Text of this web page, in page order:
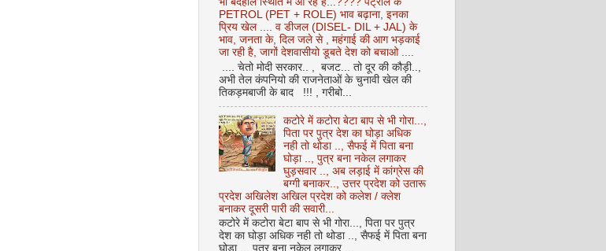
PETROL (PET + ROLE) भाव बढ़ाना, इनका
प्रिय खेल .... व डीजल (DISEL- DIL + JAL) के
भाव, जनता के, दिल जले से , महंगाई की आग भड़काई
जा रही है, जागों देशवासीयो डूबते देश को बचाओ ....
.... चेतो मोदी सरकार.. , बजट... तो दूर की कौड़ी..,
अभी तेल कंपनियो की राजनेताओं के चुनावी खेल की
तिकड़मबाजी के बाद !!! , गरीबो...
कटोरे में कटोरा बेटा बाप से भी गोरा...,
पिता पर पुत्र देश का घोड़ा अधिक
नही तो थोडा .., सैफई में पिता बना
घोड़ा .., पुत्र बना नकेल लगाकर
घुड़सवार .., अब लड़ाई में कांग्रेस की
बग्गी बनाकर.., उत्तर प्रदेश को उतारू
प्रदेश अखिलेश अखिल प्रदेश को कलेश / क्लेश
बनाकर दूसरी पारी की सवारी...
कटोरे में कटोरा बेटा बाप से भी गोरा..., पिता पर पुत्र
देश का घोड़ा अधिक नही तो थोडा .., सैफई में पिता बना
घोड़ा .., पुत्र बना नकेल लगाकर ...